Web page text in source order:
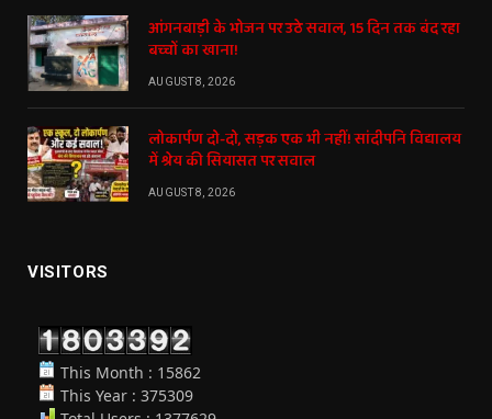
आंगनबाड़ी के भोजन पर उठे सवाल, 15 दिन तक बंद रहा
बच्चों का खाना!
AUGUST 8, 2026
लोकार्पण दो-दो, सड़क एक भी नहीं! सांदीपनि विद्यालय
में श्रेय की सियासत पर सवाल
AUGUST 8, 2026
VISITORS
This Month : 15862
This Year : 375309